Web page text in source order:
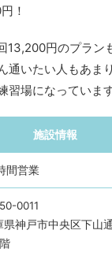
！
円のプラン
通いたい人もあま
場になっています
施設情報
間営業
0011
県神戸市中央区下山